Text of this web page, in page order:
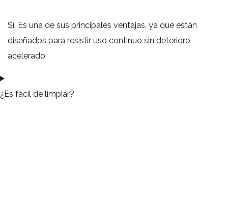
Sí. Es una de sus principales ventajas, ya que están
diseñados para resistir uso continuo sin deterioro
acelerado.
¿Es fácil de limpiar?